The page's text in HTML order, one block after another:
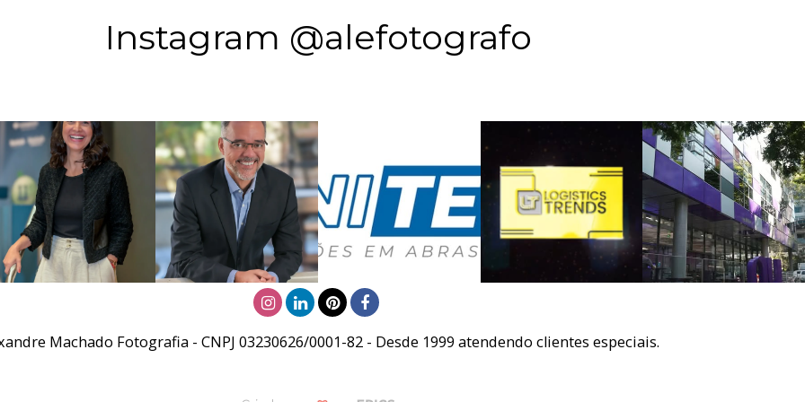
Instagram @alefotografo
Machado Fotografia - CNPJ 03230626/0001-82 - Desde 1999 atendendo clientes especiais.